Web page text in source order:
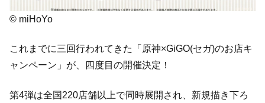
© miHoYo
これまでに三回行われてきた「原神×GiGO(セガ)のお店キ
ャンペーン」が、四度目の開催決定！
第4弾は全国220店舗以上で同時展開され、新規描き下ろ